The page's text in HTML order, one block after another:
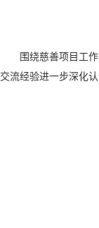
围绕慈善项目工
交流经验进一步深化